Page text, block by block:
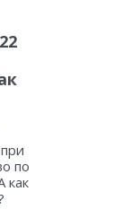
по
как